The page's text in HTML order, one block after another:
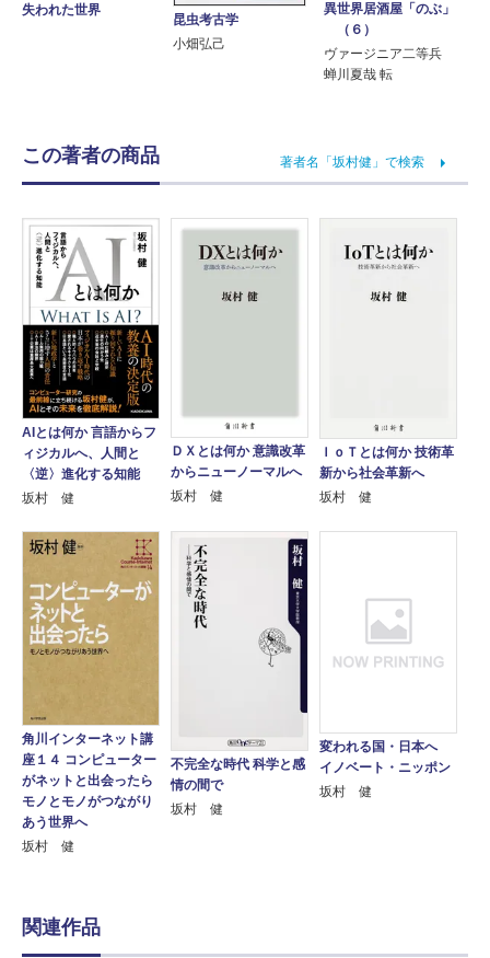
失われた世界
昆虫考古学
小畑弘己
異世界居酒屋「のぶ」
（６）
ヴァージニア二等兵
蝉川夏哉 転
この著者の商品 著者名「坂村健」で検索
AIとは何か 言語からフ
ィジカルへ、人間と
〈逆〉進化する知能
坂村 健
ＤＸとは何か 意識改革
からニューノーマルへ
坂村 健
ＩｏＴとは何か 技術革
新から社会革新へ
坂村 健
角川インターネット講
座１４ コンピューター
がネットと出会ったら
モノとモノがつながり
あう世界へ
坂村 健
不完全な時代 科学と感
情の間で
坂村 健
変われる国・日本へ
イノベート・ニッポン
坂村 健
関連作品